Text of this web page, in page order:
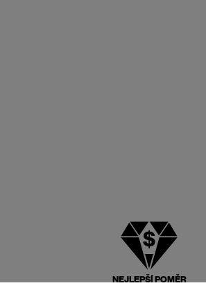
NEJLEPŠÍ POMĚR